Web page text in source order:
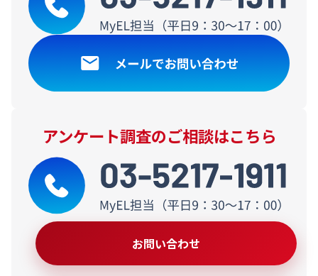
アンケート調査のご相談はこちら
お問い合わせ